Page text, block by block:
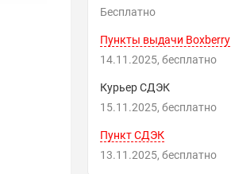
Бесплатно
Пункты выдачи Boxberry
14.11.2025
Бесплатно
Курьер СДЭК
15.11.2025
Бесплатно
Пункт СДЭК
13.11.2025
Бесплатно